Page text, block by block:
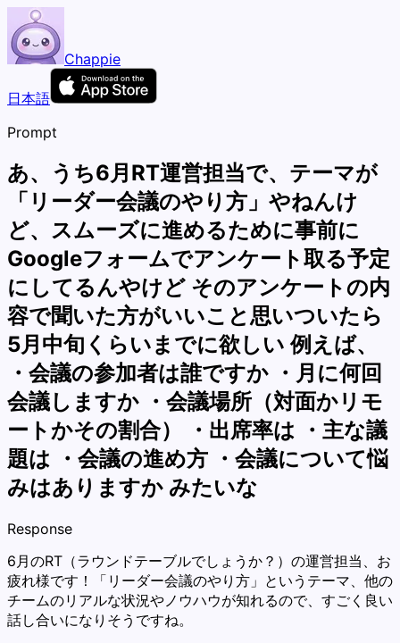
Chappie
日本語
Prompt
あ、うち6月RT運営担当で、テーマが
「リーダー会議のやり方」やねんけ
ど、スムーズに進めるために事前に
Googleフォームでアンケート取る予定
にしてるんやけど そのアンケートの内
容で聞いた方がいいこと思いついたら
5月中旬くらいまでに欲しい 例えば、
・会議の参加者は誰ですか ・月に何回
会議しますか ・会議場所（対面かリモ
ートかその割合） ・出席率は ・主な議
題は ・会議の進め方 ・会議について悩
みはありますか みたいな
Response
6月のRT（ラウンドテーブルでしょうか？）の運営担当、お
疲れ様です！「リーダー会議のやり方」というテーマ、他の
チームのリアルな状況やノウハウが知れるので、すごく良い
話し合いになりそうですね。